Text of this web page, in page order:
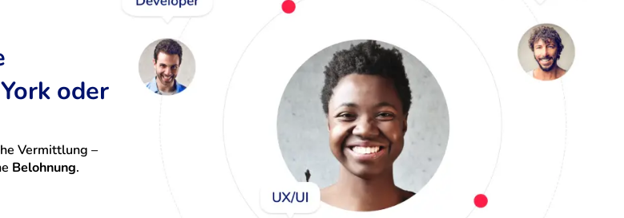
oder
Vermittlung –
Belohnung.